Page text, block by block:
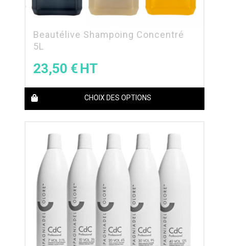
Beautélive Shampoing Concentré
5L
23,50 €
CHOIX DES OPTIONS